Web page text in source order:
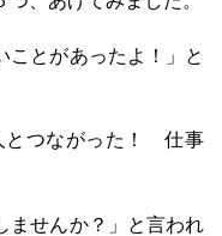
ことがあったよ！」と
とつながった！ 仕事
ませんか？」と言われ